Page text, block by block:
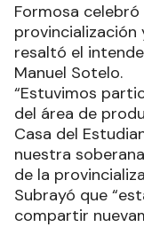
Formosa
provincialización
resaltó el
Manuel Sotelo.
“Estuvimos
del área de
Casa del
nuestra
de la
Subrayó que
compartir